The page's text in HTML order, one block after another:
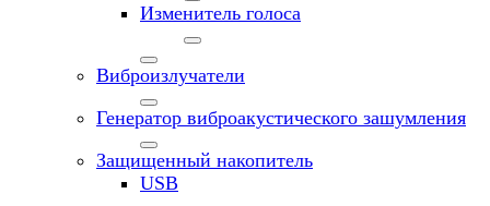
Изменитель голоса
Виброизлучатели
Генератор виброакустического зашумления
Защищенный накопитель
USB